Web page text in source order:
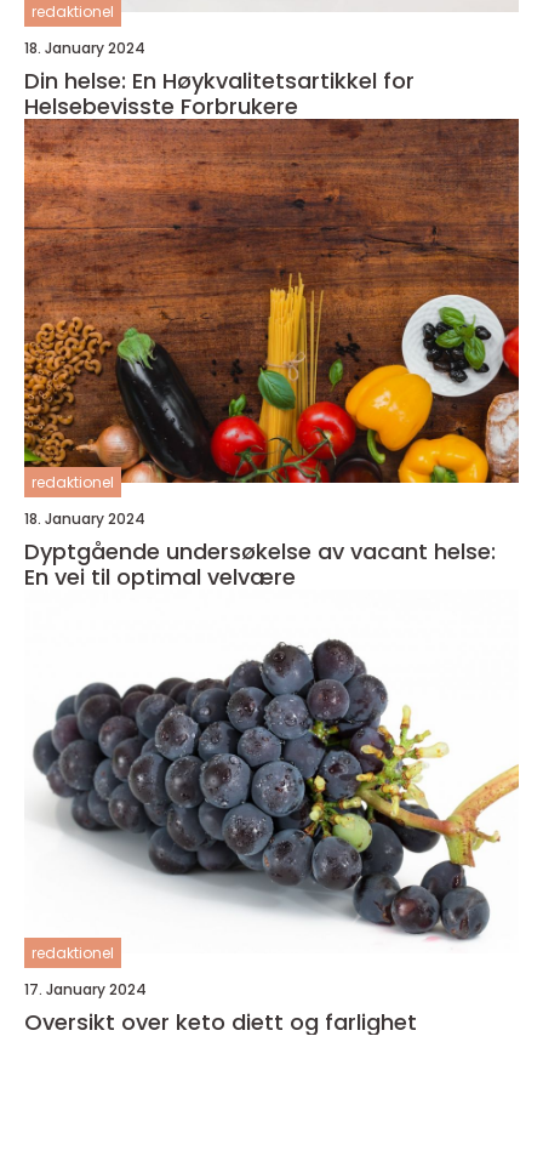
redaktionel
18. January 2024
Din helse: En Høykvalitetsartikkel for
Helsebevisste Forbrukere
redaktionel
18. January 2024
Dyptgående undersøkelse av vacant helse:
En vei til optimal velvære
redaktionel
17. January 2024
Oversikt over keto diett og farlighet